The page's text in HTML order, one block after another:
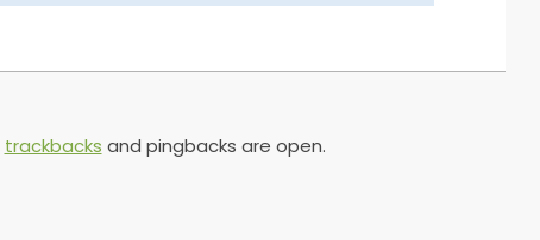
trackbacks and pingbacks are open.